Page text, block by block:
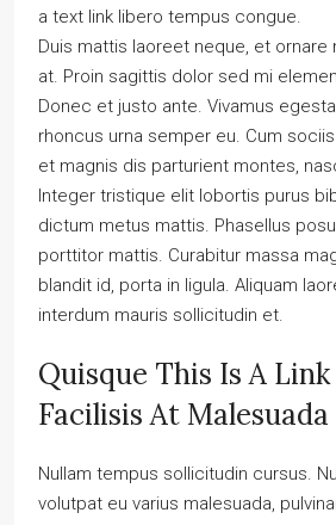
a text link libero tempus congue.
Duis mattis laoreet neque, et ornare
at. Proin sagittis dolor sed mi
Donec et justo ante. Vivamus
rhoncus urna semper eu. Cum
et magnis dis parturient montes,
Integer tristique elit lobortis purus
dictum metus mattis. Phasellus
porttitor mattis. Curabitur massa
blandit id, porta in ligula. Aliquam
interdum mauris sollicitudin et.
Quisque This Is A
Facilisis At Malesuada
Nullam tempus sollicitudin cursus.
volutpat eu varius malesuada,